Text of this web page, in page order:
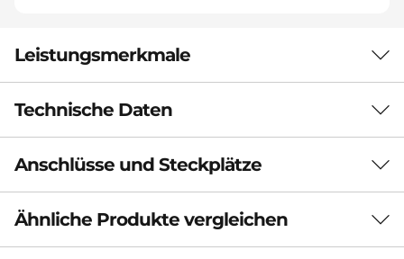
Leistungsmerkmale
Leistungsstarker
Desktop für jedes
Business
Der ThinkCentre Neo 50t Gen 5 Tower ist ein
leistungsstarker 13,6-Liter-Desktop mit
Technische Daten
Leistung
Audio
Optional: Interner Lautsprecher
Anschlüsse und Steckplätze
Ähnliche Produkte vergleichen